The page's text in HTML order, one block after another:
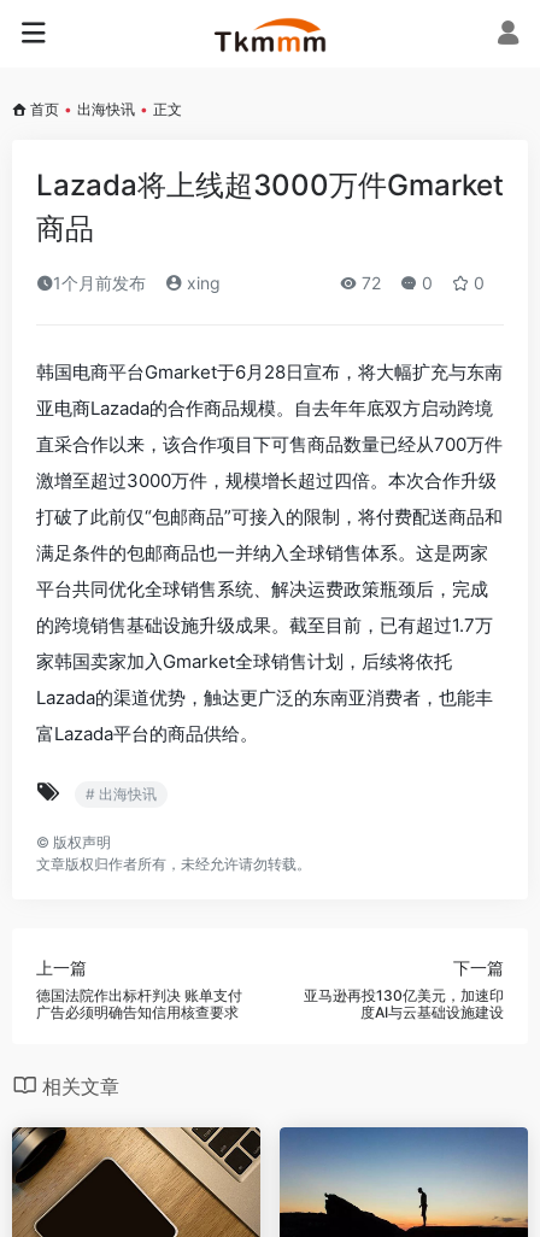
首页 • 出海快讯 • 正文
Lazada将上线超3000万件Gmarket
商品
1个月前发布 xing 72 0 0
韩国电商平台Gmarket于6月28日宣布，将大幅扩充与东南
亚电商Lazada的合作商品规模。自去年年底双方启动跨境
直采合作以来，该合作项目下可售商品数量已经从700万件
激增至超过3000万件，规模增长超过四倍。本次合作升级
打破了此前仅“包邮商品”可接入的限制，将付费配送商品和
满足条件的包邮商品也一并纳入全球销售体系。这是两家
平台共同优化全球销售系统、解决运费政策瓶颈后，完成
的跨境销售基础设施升级成果。截至目前，已有超过1.7万
家韩国卖家加入Gmarket全球销售计划，后续将依托
Lazada的渠道优势，触达更广泛的东南亚消费者，也能丰
富Lazada平台的商品供给。
# 出海快讯
© 版权声明
文章版权归作者所有，未经允许请勿转载。
上一篇
德国法院作出标杆判决 账单支付
广告必须明确告知信用核查要求
下一篇
亚马逊再投130亿美元，加速印
度AI与云基础设施建设
相关文章